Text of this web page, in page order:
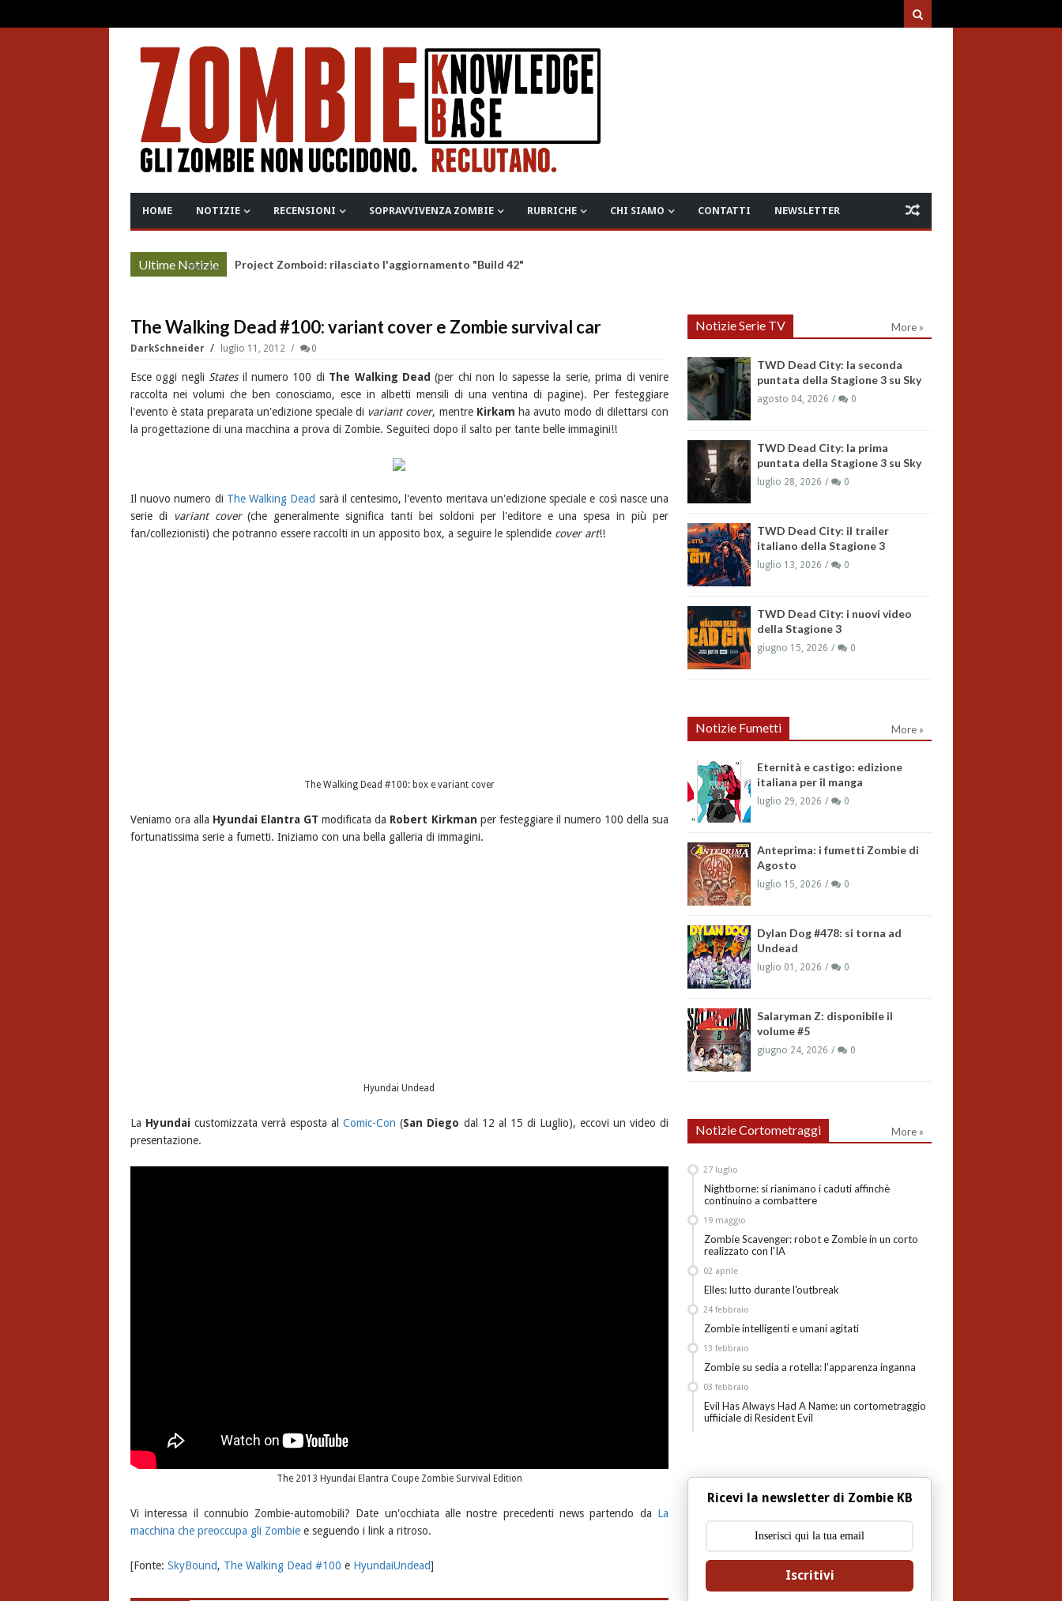
HOME NOTIZIE RECENSIONI SOPRAVVIVENZA ZOMBIE RUBRICHE CHI SIAMO CONTATTI NEWSLETTER
Ultime Notizie
More » Project Zomboid: rilasciato l'aggiornamento "Build 42"
The Walking Dead #100: variant cover e Zombie survival car
DarkSchneider luglio 11, 2012 0
Esce oggi negli Statesil numero 100 di The Walking Dead (per chi non lo sapesse la serie, prima di venire
raccolta nei volumi che ben conosciamo, esce in albetti mensili di una ventina di pagine). Per festeggiare
l'evento è stata preparata un'edizione speciale di variant cover, mentre Kirkam ha avuto modo di dilettarsi con
la progettazione di una macchina a prova di Zombie. Seguiteci dopo il salto per tante belle immagini!!
Il nuovo numero di The Walking Dead sarà il centesimo, l'evento meritava un'edizione speciale e così nasce una
serie di
variant cover(che generalmente significa tanti bei soldoni per l'editore e una spesa in più per
fan/collezionisti) che potranno essere raccolti in un apposito box, a seguire le splendide cover art!!
The Walking Dead #100: box e variant cover
Veniamo ora alla Hyundai Elantra GT modificata da Robert Kirkman per festeggiare il numero 100 della sua
fortunatissima serie a fumetti. Iniziamo con una bella galleria di immagini.
Hyundai Undead
La Hyundaicustomizzata verrà esposta alComic-Con (San Diego dal 12 al 15 di Luglio), eccovi un video di
presentazione.
The 2013 Hyundai Elantra Coupe Zombie Survival Edition
Vi interessa il connubio Zombie-automobili? Date un'occhiata alle nostre precedenti news partendo da La
macchina che preoccupa gli Zombiee seguendo i link a ritroso.
[Fonte: SkyBound, The Walking Dead #100 e HyundaiUndead]
Notizie Serie TV More »
TWD Dead City: la seconda
puntata della Stagione 3 su Sky
agosto 04, 2026 0
TWD Dead City: la prima
puntata della Stagione 3 su Sky
luglio 28, 2026 0
TWD Dead City: il trailer
italiano della Stagione 3
luglio 13, 2026 0
TWD Dead City: i nuovi video
della Stagione 3
giugno 15, 2026 0
Notizie Fumetti More »
Eternità e castigo: edizione
italiana per il manga
luglio 29, 2026 0
Anteprima: i fumetti Zombie di
Agosto
luglio 15, 2026 0
Dylan Dog #478: si torna ad
Undead
luglio 01, 2026 0
Salaryman Z: disponibile il
volume #5
giugno 24, 2026 0
Notizie Cortometraggi More »
Nightborne: si rianimano i caduti affinchè
continuino a combattere
27 luglio
Zombie Scavenger: robot e Zombie in un corto
realizzato con l'IA
19 maggio
Elles: lutto durante l'outbreak
02 aprile
Zombie intelligenti e umani agitati
24 febbraio
Zombie su sedia a rotella: l'apparenza inganna
13 febbraio
Evil Has Always Had A Name: un cortometraggio
uffiiciale di Resident Evil
03 febbraio
Ricevi la newsletter di Zombie KB
Iscritivi